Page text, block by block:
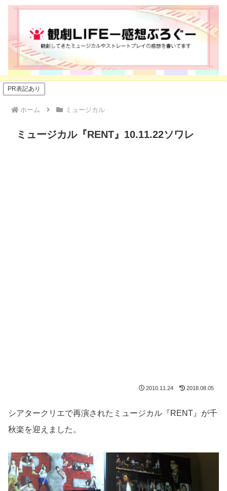
PR表記あり
ホーム ミュージカル
ミュージカル『RENT』10.11.22ソワレ
2010.11.24 2018.08.05
シアタークリエで再演されたミュージカル『RENT』が千
秋楽を迎えました。